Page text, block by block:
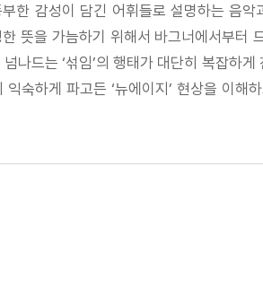
한 감성이 담긴 어휘들로 설명하는 음
뜻을 가늠하기 위해서 바그너에서부
나드는 ‘섞임’의 행태가 대단히 복잡하
숙하게 파고든 ‘뉴에이지’ 현상을 이